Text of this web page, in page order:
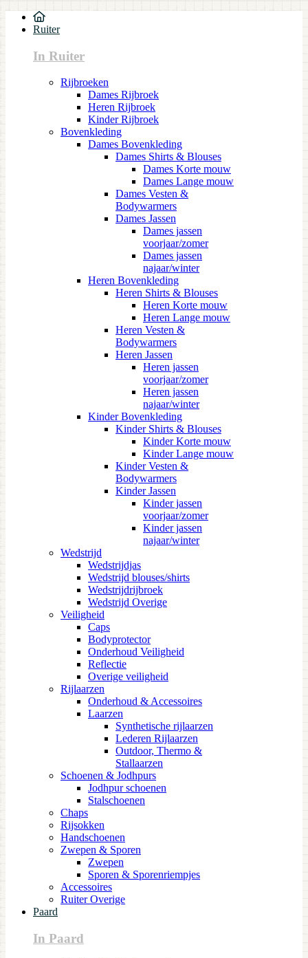
Ruiter
In Ruiter
Rijbroeken
Dames Rijbroek
Heren Rijbroek
Kinder Rijbroek
Bovenkleding
Dames Bovenkleding
Dames Shirts & Blouses
Dames Korte mouw
Dames Lange mouw
Dames Vesten &
Bodywarmers
Dames Jassen
Dames jassen
voorjaar/zomer
Dames jassen
najaar/winter
Heren Bovenkleding
Heren Shirts & Blouses
Heren Korte mouw
Heren Lange mouw
Heren Vesten &
Bodywarmers
Heren Jassen
Heren jassen
voorjaar/zomer
Heren jassen
najaar/winter
Kinder Bovenkleding
Kinder Shirts & Blouses
Kinder Korte mouw
Kinder Lange mouw
Kinder Vesten &
Bodywarmers
Kinder Jassen
Kinder jassen
voorjaar/zomer
Kinder jassen
najaar/winter
Wedstrijd
Wedstrijdjas
Wedstrijd blouses/shirts
Wedstrijdrijbroek
Wedstrijd Overige
Veiligheid
Caps
Bodyprotector
Onderhoud Veiligheid
Reflectie
Overige veiligheid
Rijlaarzen
Onderhoud & Accessoires
Laarzen
Synthetische rijlaarzen
Lederen Rijlaarzen
Outdoor, Thermo &
Stallaarzen
Schoenen & Jodhpurs
Jodhpur schoenen
Stalschoenen
Chaps
Rijsokken
Handschoenen
Zwepen & Sporen
Zwepen
Sporen & Sporenriempjes
Accessoires
Ruiter Overige
Paard
In Paard